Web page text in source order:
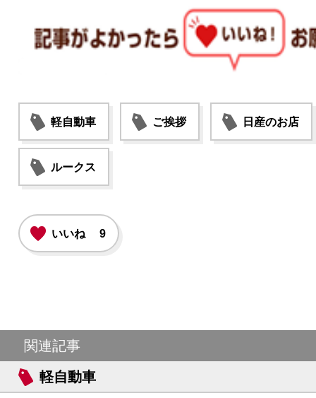
軽自動車 ご挨拶 日産のお店
ルークス
いいね 9
関連記事
軽自動車